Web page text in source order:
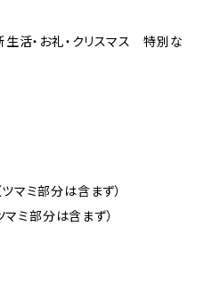
生活・お礼・クリスマス 特別な
マミ部分は含まず）
ミ部分は含まず）